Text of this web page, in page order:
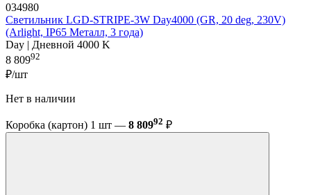
034980
Светильник LGD-STRIPE-3W Day4000 (GR, 20 deg, 230V)
(Arlight, IP65 Металл, 3 года)
Day | Дневной 4000 K
8 80992
₽/шт
Нет в наличии
Коробка (картон) 1 шт — 8 80992 ₽